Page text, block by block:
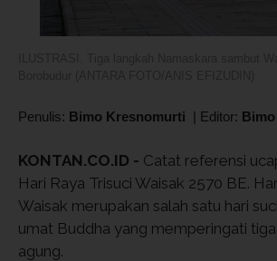
Penulis: Bimo Kresnomurti | Editor:
KONTAN.CO.ID - Catat referensi
Hari Raya Trisuci Waisak 2570 BE.
Waisak merupakan salah satu hari
umat Buddha yang memperingati
agung.